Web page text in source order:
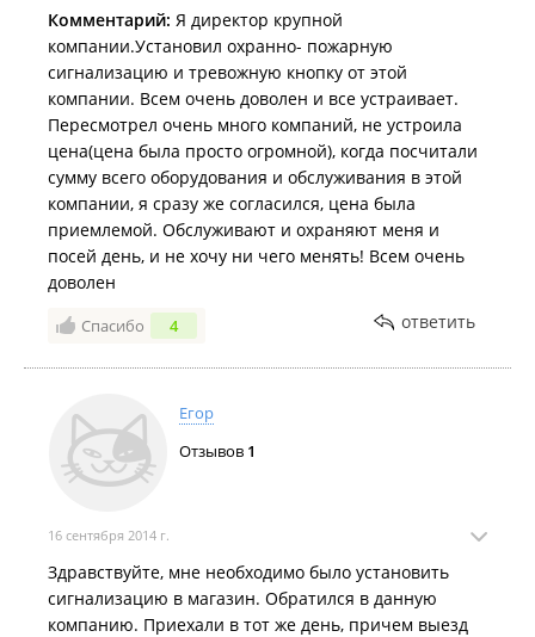
Комментарий: Я директор крупной
компании.Установил охранно- пожарную
сигнализацию и тревожную кнопку от этой
компании. Всем очень доволен и все устраивает.
Пересмотрел очень много компаний, не устроила
цена(цена была просто огромной), когда посчитали
сумму всего оборудования и обслуживания в этой
компании, я сразу же согласился, цена была
приемлемой. Обслуживают и охраняют меня и
посей день, и не хочу ни чего менять! Всем очень
доволен
Спасибо 4 ответить
Егор
Отзывов 1
16 сентября 2014 г.
Здравствуйте, мне необходимо было установить
сигнализацию в магазин. Обратился в данную
компанию. Приехали в тот же день, причем выезд